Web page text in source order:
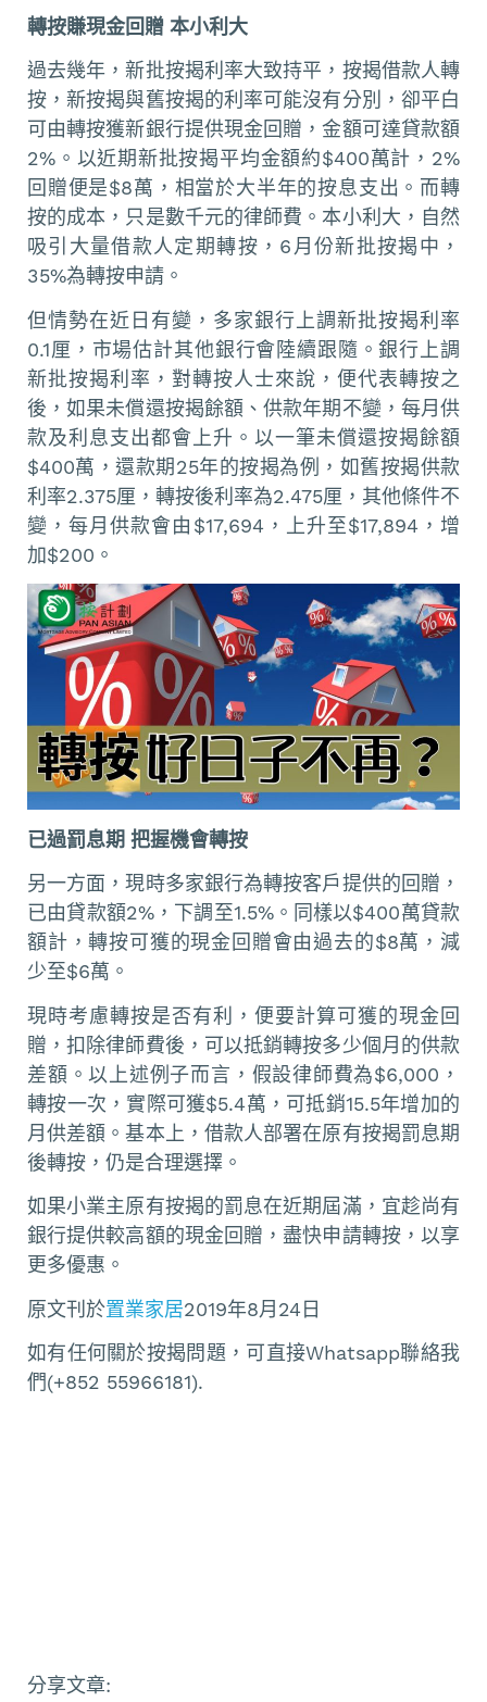
轉按賺現金回贈 本小利大
過去幾年，新批按揭利率大致持平，按揭借款人轉
按，新按揭與舊按揭的利率可能沒有分別，卻平白
可由轉按獲新銀行提供現金回贈，金額可達貸款額
2%。以近期新批按揭平均金額約$400萬計，2%
回贈便是$8萬，相當於大半年的按息支出。而轉
按的成本，只是數千元的律師費。本小利大，自然
吸引大量借款人定期轉按，6月份新批按揭中，
35%為轉按申請。
但情勢在近日有變，多家銀行上調新批按揭利率
0.1厘，市場估計其他銀行會陸續跟隨。銀行上調
新批按揭利率，對轉按人士來說，便代表轉按之
後，如果未償還按揭餘額、供款年期不變，每月供
款及利息支出都會上升。以一筆未償還按揭餘額
$400萬，還款期25年的按揭為例，如舊按揭供款
利率2.375厘，轉按後利率為2.475厘，其他條件不
變，每月供款會由$17,694，上升至$17,894，增
加$200。
已過罰息期 把握機會轉按
另一方面，現時多家銀行為轉按客戶提供的回贈，
已由貸款額2%，下調至1.5%。同樣以$400萬貸款
額計，轉按可獲的現金回贈會由過去的$8萬，減
少至$6萬。
現時考慮轉按是否有利，便要計算可獲的現金回
贈，扣除律師費後，可以抵銷轉按多少個月的供款
差額。以上述例子而言，假設律師費為$6,000，
轉按一次，實際可獲$5.4萬，可抵銷15.5年增加的
月供差額。基本上，借款人部署在原有按揭罰息期
後轉按，仍是合理選擇。
如果小業主原有按揭的罰息在近期屆滿，宜趁尚有
銀行提供較高額的現金回贈，盡快申請轉按，以享
更多優惠。
原文刊於置業家居2019年8月24日
如有任何關於按揭問題，可直接Whatsapp聯絡我
們(+852 55966181).
分享文章: